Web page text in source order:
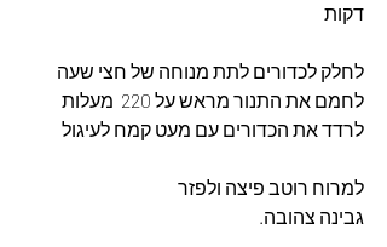
דקות
לחלק לכדורים לתת מנוחה של חצי שעה
לחמם את התנור מראש על 220  מעלות
לרדד את הכדורים עם מעט קמח לעיגול
למרוח רוטב פיצה ולפזר
גבינה צהובה.